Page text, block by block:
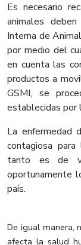
Es necesario
animales
Interna de
por medio del
en cuenta las
productos a
GSMI, se
establecidas por
La enfermedad
contagiosa
tanto es de
oportunamente
país.
De igual manera,
afecta la salud